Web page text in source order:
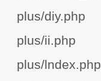
plus/diy.php
plus/ii.php
plus/lndex.php